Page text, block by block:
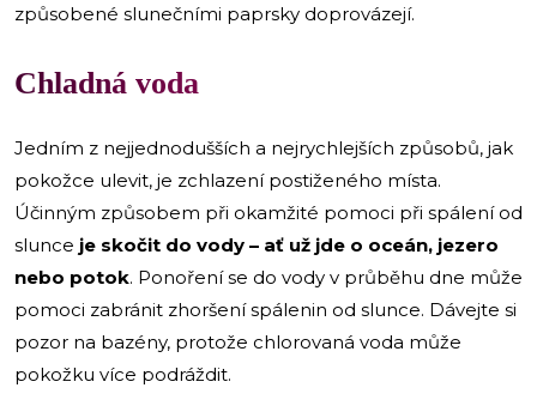
způsobené slunečními paprsky doprovázejí.
Chladná voda
Jedním z nejjednodušších a nejrychlejších způsobů, jak
pokožce ulevit, je zchlazení postiženého místa.
Účinným způsobem při okamžité pomoci při spálení od
slunce je skočit do vody – ať už jde o oceán, jezero
nebo potok. Ponoření se do vody v průběhu dne může
pomoci zabránit zhoršení spálenin od slunce. Dávejte si
pozor na bazény, protože chlorovaná voda může
pokožku více podráždit.